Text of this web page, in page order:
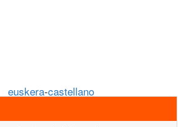
euskera-castellano